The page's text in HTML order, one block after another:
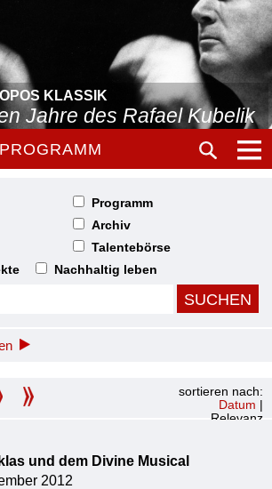
KLASSIK
Jahre des Rafael Kubelik
PROGRAMM
Programm
Archiv
Talentebörse
Nachhaltig leben
sortieren nach:
Datum |
Relevanz
und dem Divine Musical
2012